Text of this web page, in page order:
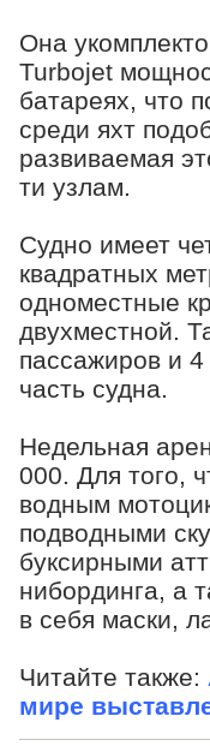
Она
Turbojet
батареях, что
среди яхт
развиваемая
ти узлам.
Судно имеет
квадратных
одноместные
двухместной.
пассажиров и
часть судна.
Недельная
000. Для того,
водным
подводными
буксирными
нибординга, а
в себя маски,
Читайте также:
мире